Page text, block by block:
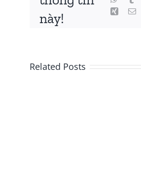
này!
Related Posts